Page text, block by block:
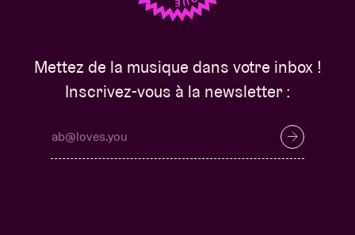
Mettez de la musique dans votre inbox !
Inscrivez-vous à la newsletter :